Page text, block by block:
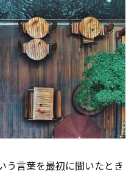
う言葉を最初に聞いたとき